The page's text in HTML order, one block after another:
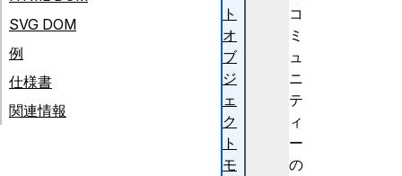
コ
ミ
ュ
ニ
テ
ィ
ー
の
SVG DOM
例
仕様書
関連情報
ト
オ
ブ
ジ
ェ
ク
ト
モ